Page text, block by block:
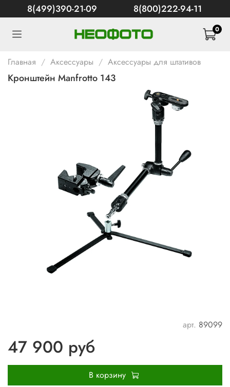
8(499)390-21-09 8(800)222-94-11
0
Главная Аксессуары Аксессуары для штативов
Кронштейн Manfrotto 143
арт. 89099
47 900 руб
В корзину